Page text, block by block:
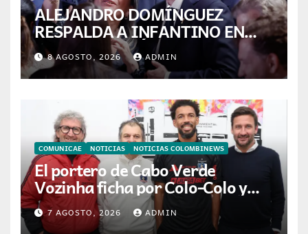
ALEJANDRO DOMÍNGUEZ
RESPALDA A INFANTINO EN
CALI: «ES EL LÍDER DE LA
TRANSFORMACIÓN DEL
FÚTBOL»
8 AGOSTO, 2026 ADMIN
COMUNICAE NOTICIAS NOTICIAS COLOMBINEWS
El portero de Cabo Verde
Vozinha ficha por Colo-Colo y
JETOUR respalda su nueva
etapa
7 AGOSTO, 2026 ADMIN